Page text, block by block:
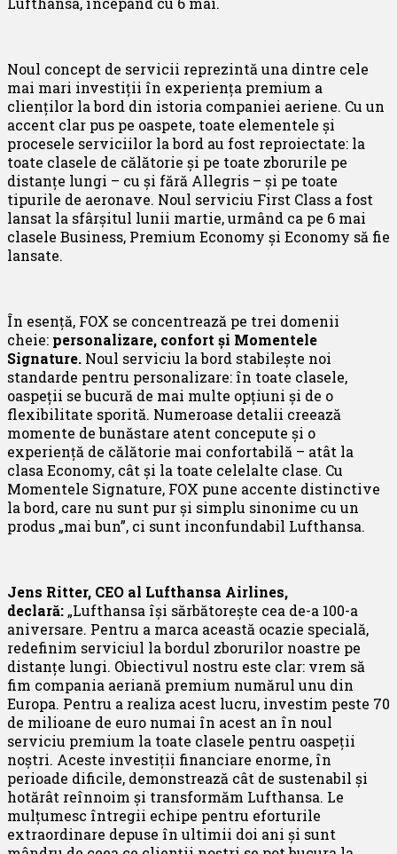
Noul concept de servicii reprezintă una dintre cele
mai mari investiții în experiența premium a
clienților la bord din istoria companiei aeriene. Cu un
accent clar pus pe oaspete, toate elementele și
procesele serviciilor la bord au fost reproiectate: la
toate clasele de călătorie și pe toate zborurile pe
distanțe lungi – cu și fără Allegris – și pe toate
tipurile de aeronave. Noul serviciu First Class a fost
lansat la sfârșitul lunii martie, urmând ca pe 6 mai
clasele Business, Premium Economy și Economy să fie
lansate.
În esență, FOX se concentrează pe trei domenii
cheie: personalizare, confort și Momentele
Signature. Noul serviciu la bord stabilește noi
standarde pentru personalizare: în toate clasele,
oaspeții se bucură de mai multe opțiuni și de o
flexibilitate sporită. Numeroase detalii creează
momente de bunăstare atent concepute și o
experiență de călătorie mai confortabilă – atât la
clasa Economy, cât și la toate celelalte clase. Cu
Momentele Signature, FOX pune accente distinctive
la bord, care nu sunt pur și simplu sinonime cu un
produs „mai bun”, ci sunt inconfundabil Lufthansa.
Jens Ritter, CEO al Lufthansa Airlines,
declară: „Lufthansa își sărbătorește cea de-a 100-a
aniversare. Pentru a marca această ocazie specială,
redefinim serviciul la bordul zborurilor noastre pe
distanțe lungi. Obiectivul nostru este clar: vrem să
fim compania aeriană premium numărul unu din
Europa. Pentru a realiza acest lucru, investim peste 70
de milioane de euro numai în acest an în noul
serviciu premium la toate clasele pentru oaspeții
noștri. Aceste investiții financiare enorme, în
perioade dificile, demonstrează cât de sustenabil și
hotărât reînnoim și transformăm Lufthansa. Le
mulțumesc întregii echipe pentru eforturile
extraordinare depuse în ultimii doi ani și sunt